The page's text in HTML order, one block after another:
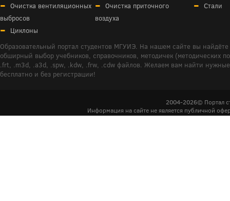
Очистка вентиляционных
выбросов
Очистка приточного
воздуха
Циклоны
Стали
Образовательный портал студентов МГУИЭ. На нашем сайте вы
обширный выбор учебников, справочников, методичек (методических
.frt, .m3d, .a3d, .spw, .kdw, .frw, .cdw файлов. Желаем вам найти
бесплатно и без регистрации!
2004-2026© Портал
Информация на сайте не является публичной